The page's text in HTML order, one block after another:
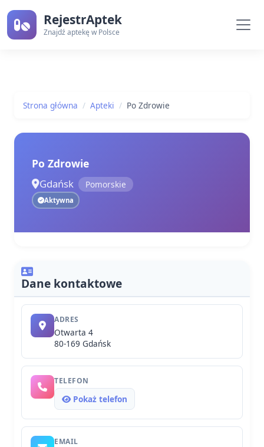
RejestrAptek
Znajdź aptekę w Polsce
Strona główna Apteki Po Zdrowie
Po Zdrowie
Gdańsk Pomorskie
Aktywna
Dane kontaktowe
ADRES
Otwarta 4
80-169 Gdańsk
TELEFON
Pokaż telefon
EMAIL